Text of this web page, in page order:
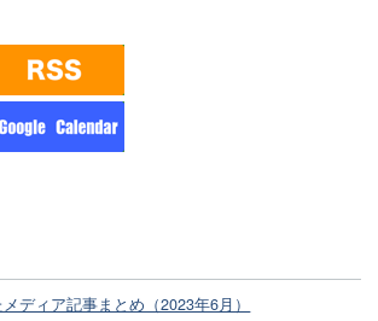
ディア記事まとめ（2023年6月）